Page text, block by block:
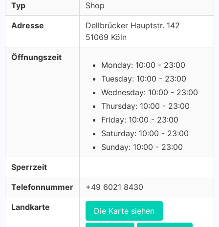
Typ Shop
Adresse
Dellbrücker Hauptstr. 142
51069 Köln
Öffnungszeit
Monday: 10:00 - 23:00
Tuesday: 10:00 - 23:00
Wednesday: 10:00 - 23:00
Thursday: 10:00 - 23:00
Friday: 10:00 - 23:00
Saturday: 10:00 - 23:00
Sunday: 10:00 - 23:00
Sperrzeit
Telefonnummer +49 6021 8430
Landkarte Die Karte siehen